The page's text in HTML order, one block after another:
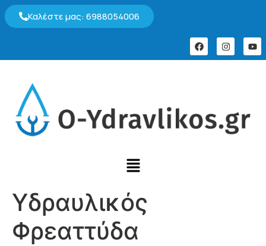
Καλέστε μας: 6988054006
Υδραυλικός
Φρεαττύδα